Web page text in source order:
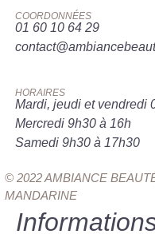
COORDONNÉES
01 60 10 64 29
HORAIRES
Mardi, jeudi et vendredi
Mercredi 9h30 à 16h
Samedi 9h30 à 17h30
© 2022 AMBIANCE
MANDARINE